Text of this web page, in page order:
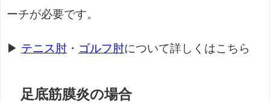
ーチが必要です。
▶ テニス肘 ・ ゴルフ肘について詳しくはこちら
足底筋膜炎の場合